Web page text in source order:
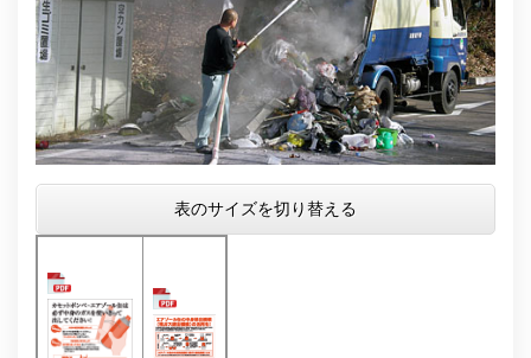
表のサイズを切り替える